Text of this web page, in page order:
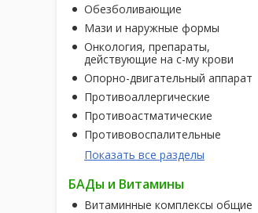
Обезболивающие
Мази и наружные формы
Онкология, препараты,
действующие на с-му крови
Опорно-двигательный аппарат
Противоаллергические
Противоастматические
Противовоспалительные
Показать все разделы
БАДы и Витамины
Витаминные комплексы общие